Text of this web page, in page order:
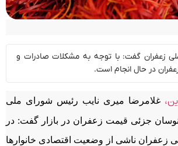
زعفران گفت: با توجه به مشکلات صادرات و
در حال انجام است.
غلامرضا میری نایب رئیس شورای ملی
نوسان جزئی قیمت زعفران در بازار گفت: در
زعفران ناشی از وضعیت اقتصادی خانوارها